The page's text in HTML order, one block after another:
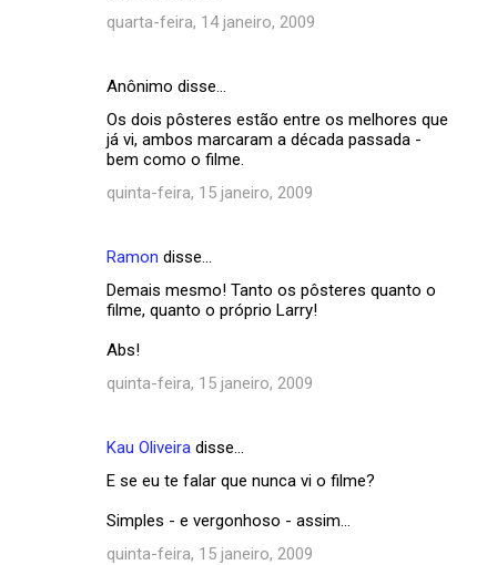
quarta-feira, 14 janeiro, 2009
Anônimo disse…
Os dois pôsteres estão entre os melhores que
já vi, ambos marcaram a década passada -
bem como o filme.
quinta-feira, 15 janeiro, 2009
Ramon disse…
Demais mesmo! Tanto os pôsteres quanto o
filme, quanto o próprio Larry!
Abs!
quinta-feira, 15 janeiro, 2009
Kau Oliveira disse…
E se eu te falar que nunca vi o filme?
Simples - e vergonhoso - assim...
quinta-feira, 15 janeiro, 2009